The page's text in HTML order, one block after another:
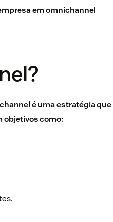
em omnichannel
é uma estratégia
objetivos como: